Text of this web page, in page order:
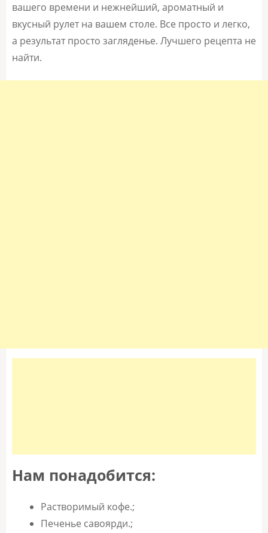
вашего времени и нежнейший, ароматный и
вкусный рулет на вашем столе. Все просто и легко,
а результат просто загляденье. Лучшего рецепта не
найти.
Нам понадобится:
Растворимый кофе.;
Печенье савоярди.;